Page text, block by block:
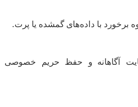
برخورد با داده‌های گمشده یا پرت.
آگاهانه و حفظ حریم خصوصی